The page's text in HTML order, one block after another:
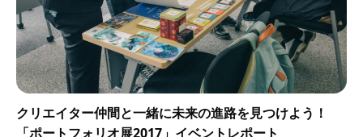
クリエイター仲間と一緒に未来の進路を見つけよう！
「ポートフォリオ展2017」イベントレポート